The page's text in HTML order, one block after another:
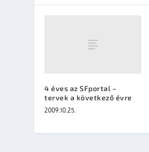
4 éves az SFportal –
tervek a következő évre
2009.10.25.